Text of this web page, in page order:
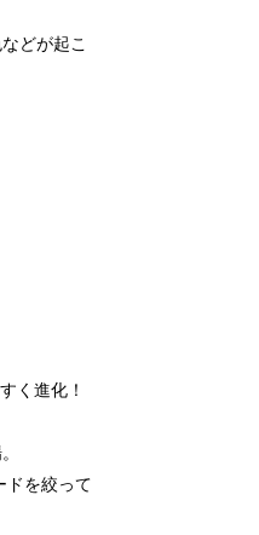
どが起こ
く進化！
ドを絞って